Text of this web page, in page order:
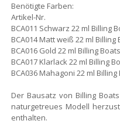
Benötigte Farben:
Artikel-Nr.
BCA011 Schwarz 22 ml Billing
BCA014 Matt weiß 22 ml Billing
BCA016 Gold 22 ml Billing Boats
BCA017 Klarlack 22 ml Billing
BCA036 Mahagoni 22 ml Billing
Der Bausatz von Billing
naturgetreues Modell
enthalten.